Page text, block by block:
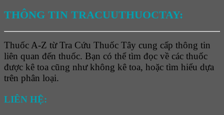
THÔNG TIN TRACUUTHUOCTAY:
Thuốc A-Z từ Tra Cứu Thuốc Tây cung cấp thông tin
liên quan đến thuốc. Bạn có thể tìm đọc về các thuốc
được kê toa cũng như không kê toa, hoặc tìm hiểu dựa
trên phân loại.
LIÊN HỆ: